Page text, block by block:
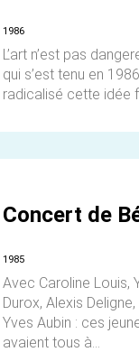
1986
L’art n’est pas
qui s’est tenu en
radicalisé cette idée
Concert de
1985
Avec Caroline Louis,
Durox, Alexis
Yves Aubin : ces
avaient tous à...